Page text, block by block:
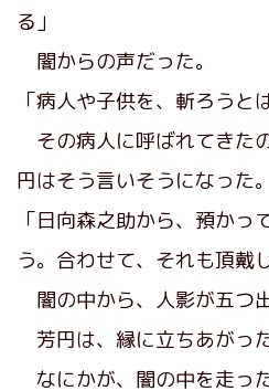
る」
闇からの声だった。
「病人や子供を、斬ろうと
その病人に呼ばれてきた
円はそう言いそうになった。
「日向森之助から、預かっ
う。合わせて、それも頂戴
闇の中から、人影が五つ
芳円は、縁に立ちあがった
なにかが、闇の中を走っ